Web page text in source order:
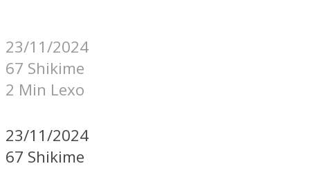
23/11/2024
67 Shikime
2 Min Lexo
23/11/2024
67 Shikime